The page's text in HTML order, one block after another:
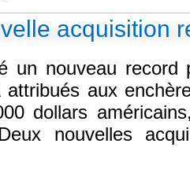
acquisition
un nouveau
aux
dollars
nouvelles